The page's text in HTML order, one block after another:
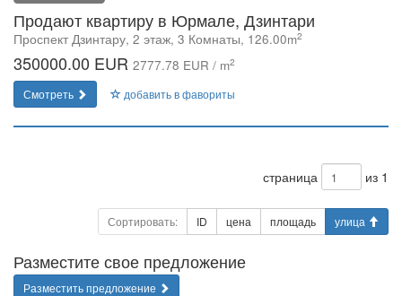
Продают квартиру в Юрмале, Дзинтари
Проспект Дзинтару, 2 этаж, 3 Комнаты, 126.00m2
350000.00 EUR 2777.78 EUR / m2
Смотреть добавить в фавориты
страница из 1
Сортировать: ID цена площадь улица
Разместите свое предложение
Разместить предложение